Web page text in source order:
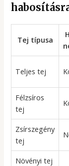
Tej típusa
Teljes tej
Félzsíros
tej
Zsírszegény
tej
Növényi tej